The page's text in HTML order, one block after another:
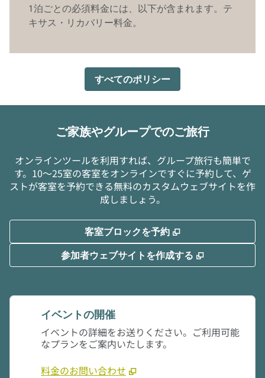
1泊ごとの必須料金には、以下が含まれます。テ
キサス・リカバリー料金。
すべてのポリシー
ご家族やグループでのご旅行
オンラインツールを利用すれば、グループ旅行も簡単で
す。10～25室の客室をオンラインですぐに予約して、ゲ
ストが客室を予約できる無料のカスタムウェブサイトを作
成しましょう。
客室ブロックを予約 ,
参加者ウェブサイトを作成する ,
イベントの開催
イベントの詳細をお送りください。ご利用可能
なプランをご案内いたします。
料金のお問い合わせ